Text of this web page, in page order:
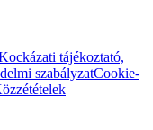
tájékoztató,
szabályzatCookie-